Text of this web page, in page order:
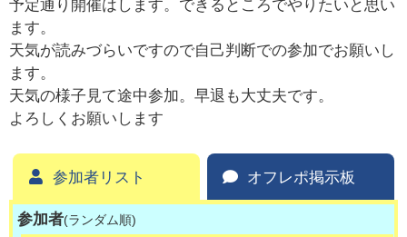
予定通り開催はします。できるところでやりたいと思い
ます。
天気が読みづらいですので自己判断での参加でお願いし
ます。
天気の様子見て途中参加。早退も大丈夫です。
よろしくお願いします
参加者リスト オフレポ掲示板
参加者(ランダム順)